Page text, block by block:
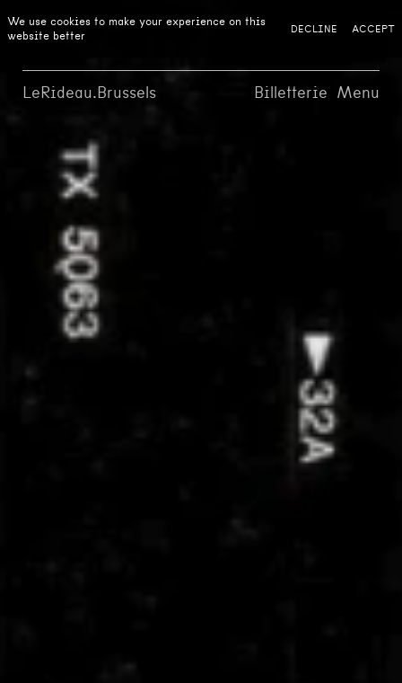
We use cookies to make your experience on this
website better
DECLINE ACCEPT
LeRideau.Brussels Billetterie Menu